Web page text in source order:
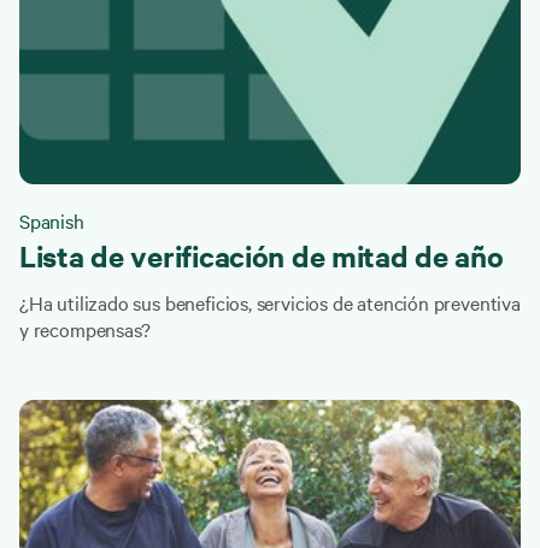
Spanish
Lista de verificación de mitad de año
¿Ha utilizado sus beneficios, servicios de atención preventiva
y recompensas?